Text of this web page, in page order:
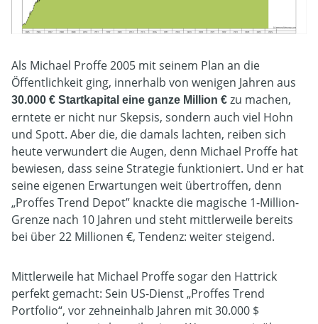
Als Michael Proffe 2005 mit seinem Plan an die
Öffentlichkeit ging, innerhalb von wenigen Jahren aus
30.000 € Startkapital eine ganze Million € zu machen,
erntete er nicht nur Skepsis, sondern auch viel Hohn
und Spott. Aber die, die damals lachten, reiben sich
heute verwundert die Augen, denn Michael Proffe hat
bewiesen, dass seine Strategie funktioniert. Und er hat
seine eigenen Erwartungen weit übertroffen, denn
„Proffes Trend Depot” knackte die magische 1-Million-
Grenze nach 10 Jahren und steht mittlerweile bereits
bei über 22 Millionen €, Tendenz: weiter steigend.
Mittlerweile hat Michael Proffe sogar den Hattrick
perfekt gemacht: Sein US-Dienst „Proffes Trend
Portfolio“, vor zehneinhalb Jahren mit 30.000 $